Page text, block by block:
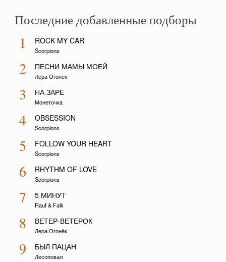
Последние добавленные подборы
1 ROCK MY CAR
Scorpions
2 ПЕСНИ МАМЫ МОЕЙ
Лера Огонёк
3 НА ЗАРЕ
Монеточка
4 OBSESSION
Scorpions
5 FOLLOW YOUR HEART
Scorpions
6 RHYTHM OF LOVE
Scorpions
7 5 МИНУТ
Rauf & Faik
8 ВЕТЕР-ВЕТЕРОК
Лера Огонёк
9 БЫЛ ПАЦАН
Лесоповал